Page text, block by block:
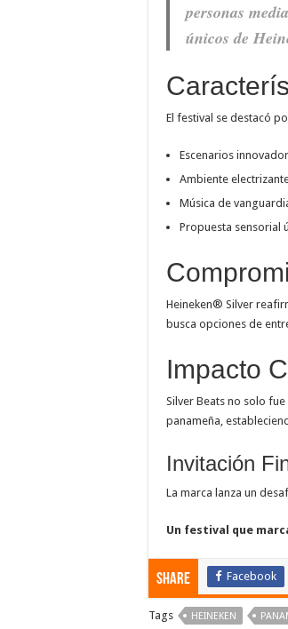
personas
únicos de
El festival se destacó
Escenarios
Ambiente
Música de
Propuesta sensorial
Heineken® Silver
busca opciones de
Impacto
Silver Beats no solo
panameña,
Invitación
La marca lanza un
Un festival que
Share Facebook
Tags HEINEKEN